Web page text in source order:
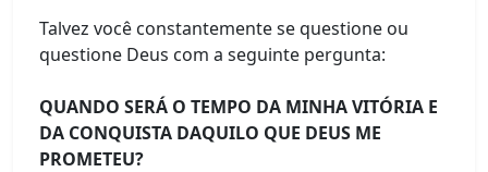
Talvez você constantemente se questione ou
questione Deus com a seguinte pergunta:
QUANDO SERÁ O TEMPO DA MINHA VITÓRIA E
DA CONQUISTA DAQUILO QUE DEUS ME
PROMETEU?